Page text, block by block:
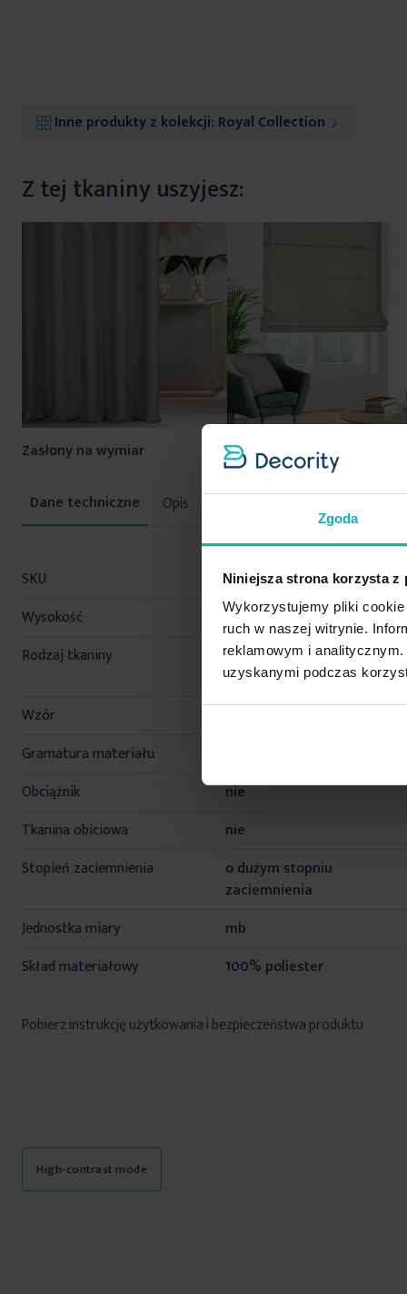
Zgoda
Niniejsza strona korzysta z
Wykorzystujemy pliki
ruch w naszej witrynie.
reklamowym i
uzyskanymi podczas
Inne produkty z kolekcji: Royal Collection
Z tej tkaniny uszyjesz:
Zasłony na wymiar Rolety na wymiar
Opis
Więcej
SKU
384609
Wysokość
295 cm
Rodzaj tkaniny
zaciemniające, dimout,
zasłonowo-obiciowe
Wzór
Gramatura materiału
Obciążnik
nie
Tkanina obiciowa
nie
Stopień zaciemnienia
o dużym stopniu
zaciemnienia
Jednostka miary
mb
Skład materiałowy
100% poliester
Pobierz instrukcję użytkowania i bezpieczeństwa produktu
High-contrast mode